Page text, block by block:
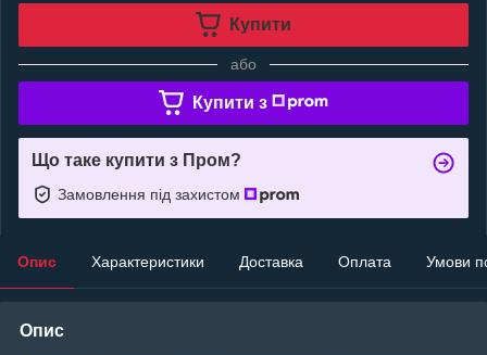
Купити
або
Купити з
Що таке купити з Пром?
Замовлення під захистом
Опис Характеристики Доставка Оплата Умови
Опис